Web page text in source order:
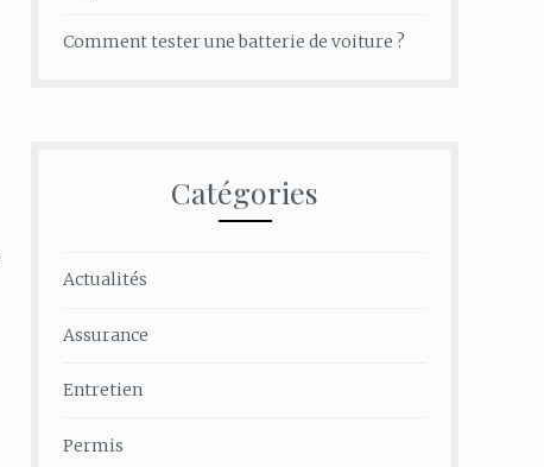
Comment tester une batterie de voiture ?
Catégories
Actualités
Assurance
Entretien
Permis